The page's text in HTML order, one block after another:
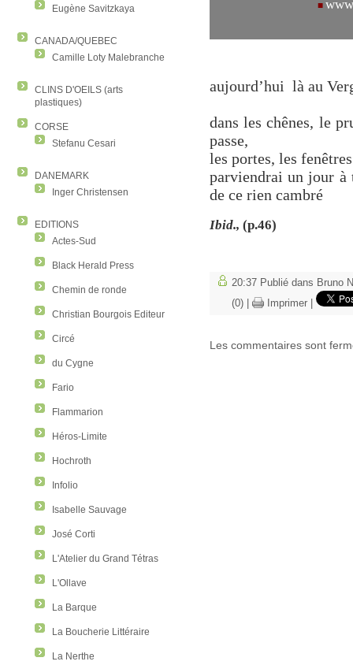
Eugène Savitzkaya
CANADA/QUEBEC
Camille Loty Malebranche
CLINS D'OEILS (arts
plastiques)
CORSE
Stefanu Cesari
DANEMARK
Inger Christensen
EDITIONS
Actes-Sud
Black Herald Press
Chemin de ronde
Christian Bourgois Editeur
Circé
du Cygne
Fario
Flammarion
Héros-Limite
Hochroth
Infolio
Isabelle Sauvage
José Corti
L'Atelier du Grand Tétras
L'Ollave
La Barque
La Boucherie Littéraire
La Nerthe
■
aujourd’hui là au
dans les chênes, le
passe,
les portes, les
parviendrai un jour à
de ce rien cambré
Ibid., (p.46)
20:37 Publié dans Bruno
(0)
Imprimer
Les commentaires sont